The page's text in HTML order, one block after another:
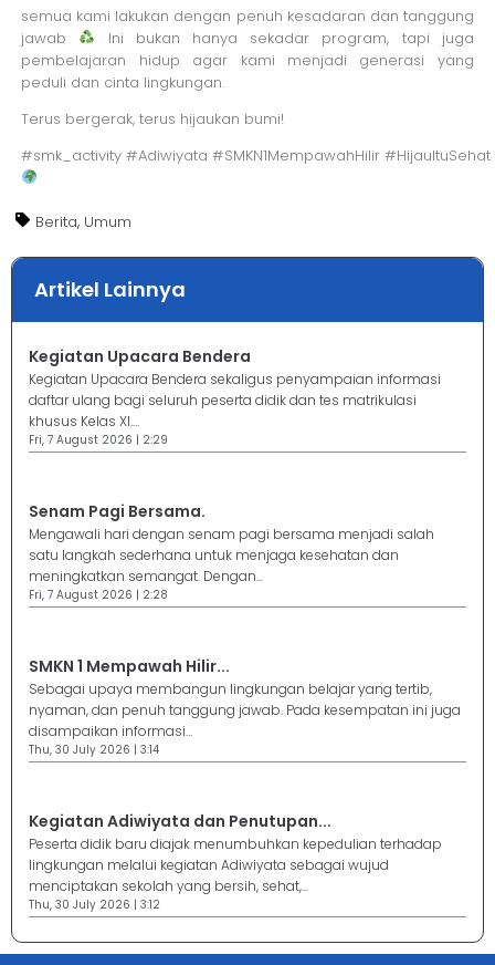
semua kami lakukan dengan penuh kesadaran dan tanggung
jawab
Ini bukan hanya sekadar program, tapi juga
pembelajaran hidup agar kami menjadi generasi yang
peduli dan cinta lingkungan.
Terus bergerak, terus hijaukan bumi!
#smk_activity #Adiwiyata #SMKN1MempawahHilir
Berita, Umum
Artikel Lainnya
Kegiatan Upacara Bendera
Kegiatan Upacara Bendera sekaligus penyampaian informasi
daftar ulang bagi seluruh peserta didik dan tes matrikulasi
khusus Kelas XI....
Fri, 7 August 2026 | 2:29
Senam Pagi Bersama.
Mengawali hari dengan senam pagi bersama menjadi salah
satu langkah sederhana untuk menjaga kesehatan dan
meningkatkan semangat. Dengan...
Fri, 7 August 2026 | 2:28
SMKN 1 Mempawah Hilir...
Sebagai upaya membangun lingkungan belajar yang tertib,
nyaman, dan penuh tanggung jawab. Pada kesempatan ini juga
disampaikan informasi...
Thu, 30 July 2026 | 3:14
Kegiatan Adiwiyata dan Penutupan...
Peserta didik baru diajak menumbuhkan kepedulian terhadap
lingkungan melalui kegiatan Adiwiyata sebagai wujud
menciptakan sekolah yang bersih, sehat,...
Thu, 30 July 2026 | 3:12